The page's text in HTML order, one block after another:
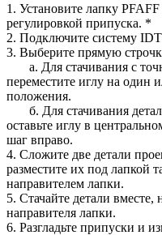
1. Установите лапку
регулировкой припуска. *
2. Подключите систему
3. Выберите прямую
a. Для стачивания с
переместите иглу на один
положения.
б. Для стачивания
оставьте иглу в
шаг вправо.
4. Сложите две детали
разместите их под лапкой
направителем лапки.
5. Стачайте детали вместе,
направителя лапки.
6. Разгладьте припуски и